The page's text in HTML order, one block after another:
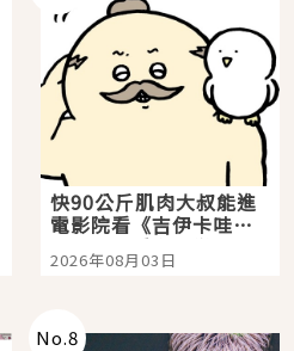
快90公斤肌肉大叔能進
電影院看《吉伊卡哇》
嗎？日本重金屬樂團
「打首」會長與nagano
2026年08月03日
No.8